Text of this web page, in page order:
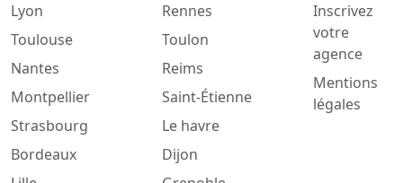
Lyon
Toulouse
Nantes
Montpellier
Strasbourg
Bordeaux
Rennes
Toulon
Reims
Saint-Étienne
Le havre
Dijon
Inscrivez
votre
agence
Mentions
légales